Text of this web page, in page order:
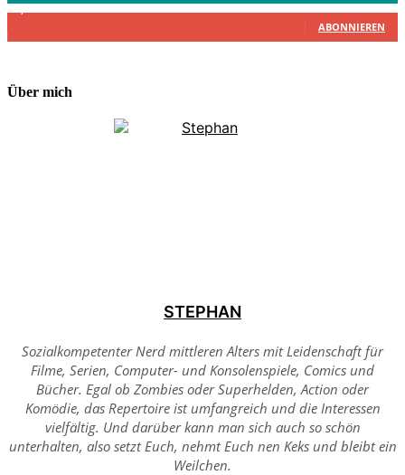
2,340 Abonnenten
ABONNIEREN
Über mich
STEPHAN
Sozialkompetenter Nerd mittleren Alters mit Leidenschaft für
Filme, Serien, Computer- und Konsolenspiele, Comics und
Bücher. Egal ob Zombies oder Superhelden, Action oder
Komödie, das Repertoire ist umfangreich und die Interessen
vielfältig. Und darüber kann man sich auch so schön
unterhalten, also setzt Euch, nehmt Euch nen Keks und bleibt ein
Weilchen.